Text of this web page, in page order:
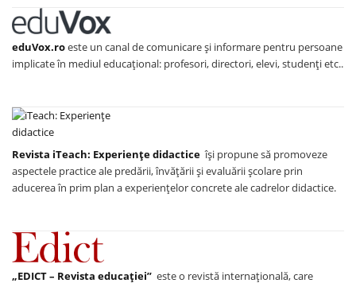
eduVox.roeste un canal de comunicare și informare pentru persoane
implicate în mediul educațional: profesori, directori, elevi, studenți etc..
Revista iTeach: Experienţe didactice îşi propune să promoveze
aspectele practice ale predării, învăţării şi evaluării şcolare prin
aducerea în prim plan a experienţelor concrete ale cadrelor didactice.
„EDICT – Revista educației” este o revistă internațională, care